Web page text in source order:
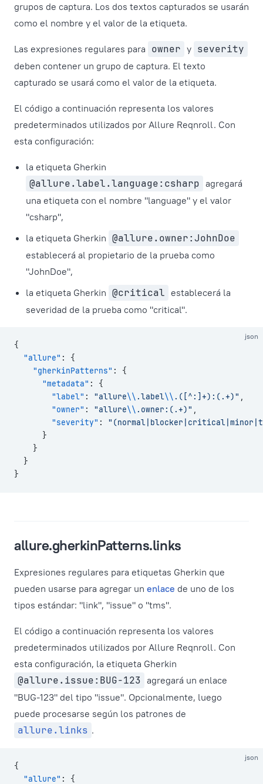
grupos de captura. Los dos textos capturados se usarán
como el nombre y el valor de la etiqueta.
Las expresiones regulares para owner y severity
deben contener un grupo de captura. El texto
capturado se usará como el valor de la etiqueta.
El código a continuación representa los valores
predeterminados utilizados por Allure Reqnroll. Con
esta configuración:
la etiqueta Gherkin
@allure.label.language:csharp agregará
una etiqueta con el nombre "language" y el valor
"csharp",
la etiqueta Gherkin @allure.owner:JohnDoe
establecerá al propietario de la prueba como
"JohnDoe",
la etiqueta Gherkin @critical establecerá la
severidad de la prueba como "critical".
json
{
  "allure"
: {
    "gherkinPatterns"
: {
      "metadata"
: {
        "label"
: "allure\\ .label\\ .([^:]+):(.+)" ,
        "owner"
: "allure\\ .owner:(.+)" ,
        "severity"
:
      }
    }
  }
}
allure.gherkinPatterns.links
Expresiones regulares para etiquetas Gherkin que
pueden usarse para agregar un enlace de uno de los
tipos estándar: "link", "issue" o "tms".
El código a continuación representa los valores
predeterminados utilizados por Allure Reqnroll. Con
esta configuración, la etiqueta Gherkin
@allure.issue:BUG-123 agregará un enlace
"BUG-123" del tipo "issue". Opcionalmente, luego
puede procesarse según los patrones de
allure.links .
json
{
  "allure"
: {